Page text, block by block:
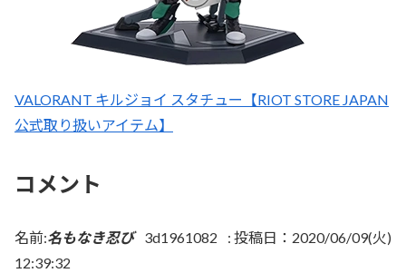
VALORANT キルジョイ スタチュー【RIOT STORE JAPAN
公式取り扱いアイテム】
コメント
名前:名もなき忍び 3d1961082 : 投稿日：2020/06/09(火)
12:39:32